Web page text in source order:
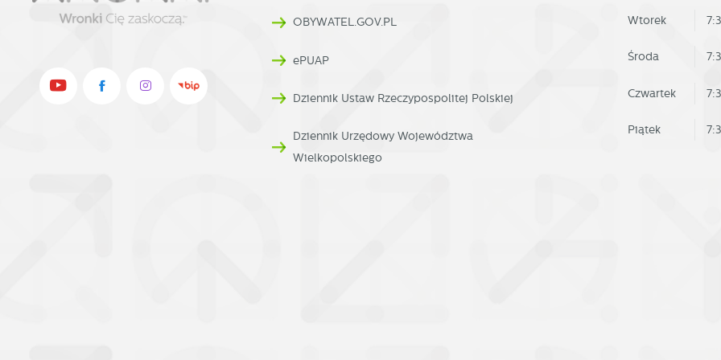
OBYWATEL.GOV.PL
ePUAP
Dziennik Ustaw Rzeczypospolitej Polskiej
Dziennik Urzędowy Województwa
Wielkopolskiego
Wtorek
Środa
Czwartek
Piątek
cookies gwarantuje dostępność wszystkich funkcjonalności.
przeglądanej witryny internetowej. Treści promocyjne mogą pojawić się na stronach
usług. Firmy te działają w charakterze pośredników prezentujących nasze treści w
postaci wiadomości, ofert, komunikatów mediów społecznościowych.